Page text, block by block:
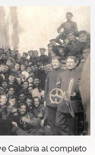
Calabria al completo